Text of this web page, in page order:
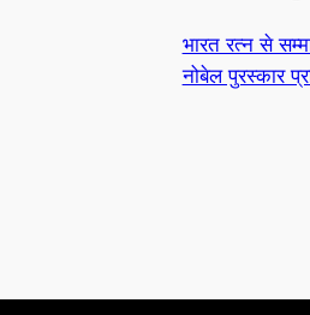
h
भारत रत्न से
नोबेल पुरस्कार